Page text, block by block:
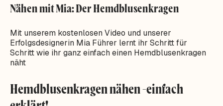
Nähen mit Mia: Der Hemdblusenkragen
Mit unserem kostenlosen Video und unserer
Erfolgsdesignerin Mia Führer lernt ihr Schritt für
Schritt wie ihr ganz einfach einen Hemdblusenkragen
näht
Hemdblusenkragen nähen -einfach